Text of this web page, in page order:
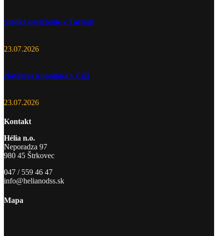
Sladké osvieženie v Tornali
23.07.2026
Návšteva kúpaliska v Číži
23.07.2026
Kontakt
Hélia n.o.
Neporadza 97
980 45 Štrkovec
047 / 559 46 47
info@helianodss.sk
Mapa